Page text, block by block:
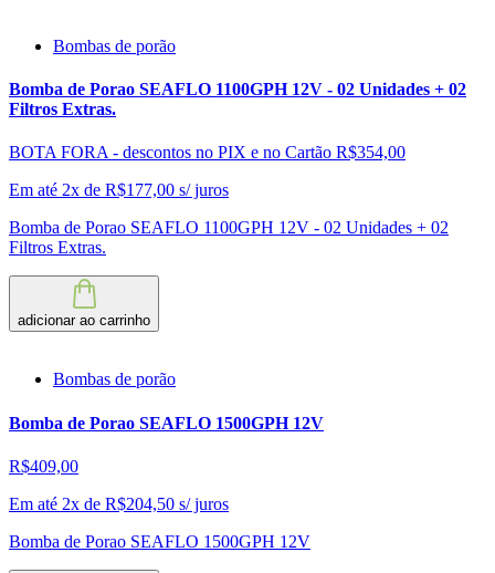
Bombas de porão
Bomba de Porao SEAFLO 1100GPH 12V - 02 Unidades + 02
Filtros Extras.
BOTA FORA - descontos no PIX e no Cartão R$354,00
Em até 2x de R$177,00 s/ juros
Bomba de Porao SEAFLO 1100GPH 12V - 02 Unidades + 02
Filtros Extras.
adicionar ao carrinho
Bombas de porão
Bomba de Porao SEAFLO 1500GPH 12V
R$409,00
Em até 2x de R$204,50 s/ juros
Bomba de Porao SEAFLO 1500GPH 12V